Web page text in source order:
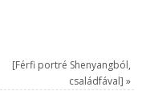
[Férfi portré Shenyangból,
családfával] »